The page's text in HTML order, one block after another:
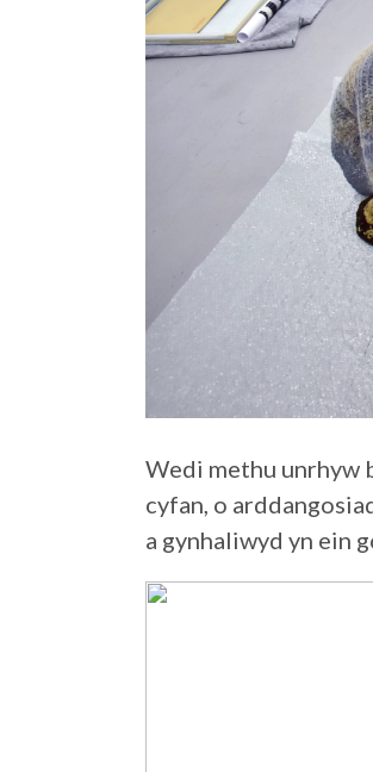
Wedi methu unrhyw
cyfan, o
a gynhaliwyd yn ein